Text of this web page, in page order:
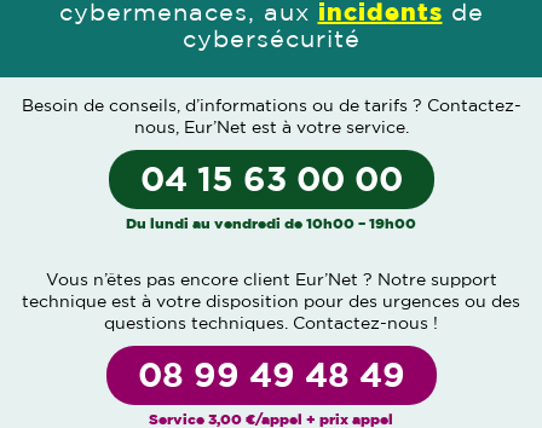
cybermenaces, aux incidents de
cybersécurité
Besoin de conseils, d’informations ou de tarifs ? Contactez-
nous, Eur’Net est à votre service.
04 15 63 00 00
Du lundi au vendredi de 10h00 – 19h00
Vous n’êtes pas encore client Eur’Net ? Notre support
technique est à votre disposition pour des urgences ou des
questions techniques. Contactez-nous !
08 99 49 48 49
Service 3,00 €/appel + prix appel